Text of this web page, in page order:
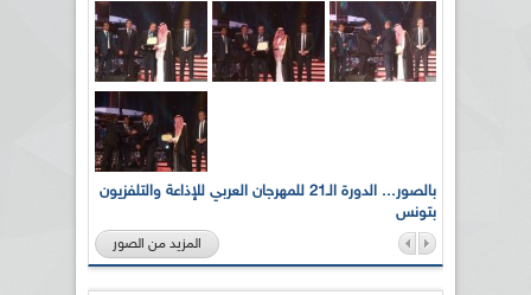
بالصور... الدورة الـ21 للمهرجان العربي للإذاعة والتلفزيون
بتونس
المزيد من الصور